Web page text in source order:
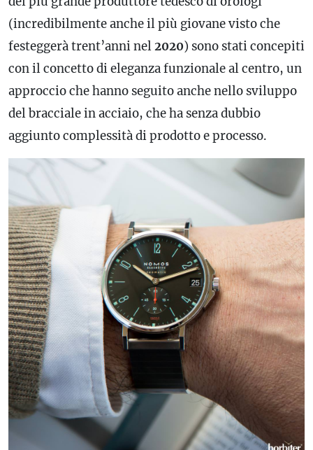
(incredibilmente anche il più giovane visto che
festeggerà trent’anni nel2020) sono stati concepiti
con il concetto di eleganza funzionale al centro, un
approccio che hanno seguito anche nello sviluppo
del bracciale in acciaio, che ha senza dubbio
aggiunto complessità di prodotto e processo.